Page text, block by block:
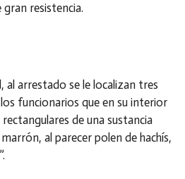
resistencia.
al arrestado se le localizan tres
funcionarios que en su interior
de una sustancia
al parecer polen de hachís,